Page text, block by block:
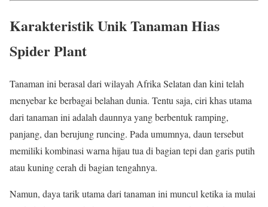
Karakteristik Unik Tanaman Hias
Spider Plant
Tanaman ini berasal dari wilayah Afrika Selatan dan kini telah
menyebar ke berbagai belahan dunia. Tentu saja, ciri khas utama
dari tanaman ini adalah daunnya yang berbentuk ramping,
panjang, dan berujung runcing. Pada umumnya, daun tersebut
memiliki kombinasi warna hijau tua di bagian tepi dan garis putih
atau kuning cerah di bagian tengahnya.
Namun, daya tarik utama dari tanaman ini muncul ketika ia mulai